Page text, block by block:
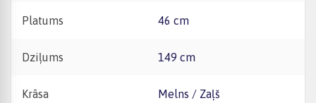
Platums 46 cm
Dziļums 149 cm
Krāsa Melns / Zaļš